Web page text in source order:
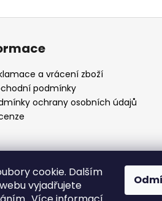
cookie. Dalším
vyjadřujete
a vrácení zboží
podmínky
ochrany osobních údajů